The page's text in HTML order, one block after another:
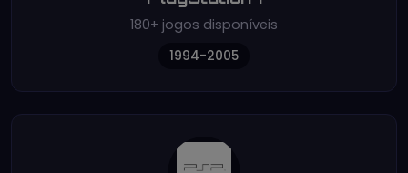
180+ jogos disponíveis
1994-2005